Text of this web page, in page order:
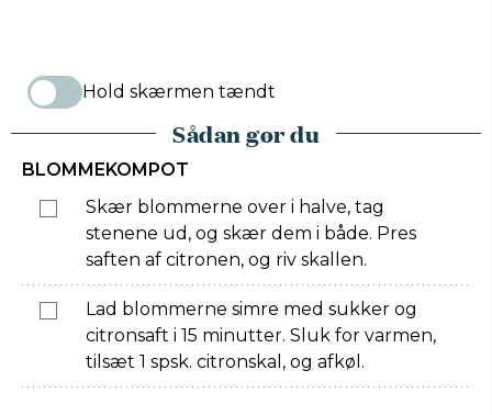
Hold skærmen tændt
Sådan gør du
BLOMMEKOMPOT
Skær blommerne over i halve, tag
stenene ud, og skær dem i både. Pres
saften af citronen, og riv skallen.
Lad blommerne simre med sukker og
citronsaft i 15 minutter. Sluk for varmen,
tilsæt 1 spsk. citronskal, og afkøl.